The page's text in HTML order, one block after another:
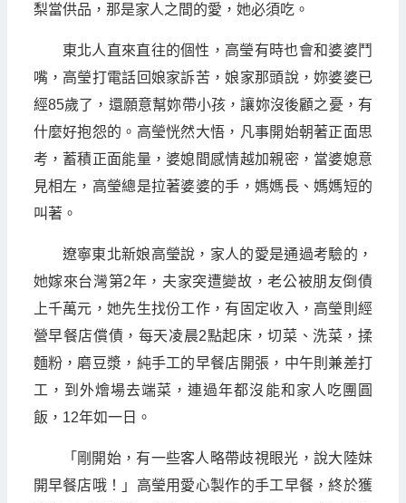
梨當供品，那是家人之間的愛，她必須吃。
東北人直來直往的個性，高瑩有時也會和婆婆鬥
嘴，高瑩打電話回娘家訴苦，娘家那頭說，妳婆婆已
經85歲了，還願意幫妳帶小孩，讓妳沒後顧之憂，有
什麼好抱怨的。高瑩恍然大悟，凡事開始朝著正面思
考，蓄積正面能量，婆媳間感情越加親密，當婆媳意
見相左，高瑩總是拉著婆婆的手，媽媽長、媽媽短的
叫著。
遼寧東北新娘高瑩說，家人的愛是通過考驗的，
她嫁來台灣第2年，夫家突遭變故，老公被朋友倒債
上千萬元，她先生找份工作，有固定收入，高瑩則經
營早餐店償債，每天凌晨2點起床，切菜、洗菜，揉
麵粉，磨豆漿，純手工的早餐店開張，中午則兼差打
工，到外燴場去端菜，連過年都沒能和家人吃團圓
飯，12年如一日。
「剛開始，有一些客人略帶歧視眼光，說大陸妹
開早餐店哦！」高瑩用愛心製作的手工早餐，終於獲